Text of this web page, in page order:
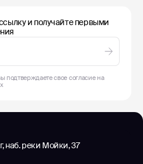
и получайте первыми
подтверждаете свое согласие на
наб. реки Мойки, 37